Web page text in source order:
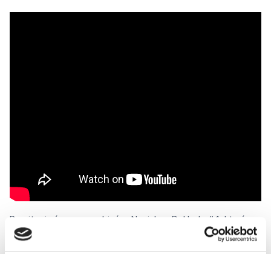
Pozrite si záznam z webinára: Novinky v Doklado #4, ktorý
prebehol 11.12.2025. Na webinári Kamil Krajňak, CEO Doklado
predstavil nové funkcie, vylepšenia aj praktické zmeny, ktoré